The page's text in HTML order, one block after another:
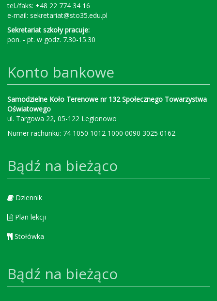
tel./faks: +48 22 774 34 16
e-mail: sekretariat@sto35.edu.pl
Sekretariat szkoły pracuje:
pon. - pt. w godz. 7.30-15.30
Konto bankowe
Samodzielne Koło Terenowe nr 132 Społecznego Towarzystwa
Oświatowego
ul. Targowa 22, 05-122 Legionowo
Numer rachunku: 74 1050 1012 1000 0090 3025 0162
Bądź na bieżąco
Dziennik
Plan lekcji
Stołówka
Bądź na bieżąco